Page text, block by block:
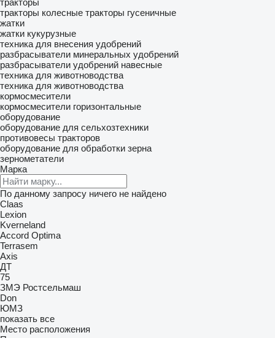
тракторы
тракторы колесные тракторы гусеничные
жатки
жатки кукурузные
техника для внесения удобрений
разбрасыватели минеральных удобрений
разбрасыватели удобрений навесные
техника для животноводства
техника для животноводства
кормосмесители
кормосмесители горизонтальные
оборудование
оборудование для сельхозтехники
противовесы тракторов
оборудование для обработки зерна
зернометатели
Марка
По данному запросу ничего не найдено
Claas
Lexion
Kverneland
Accord Optima
Terrasem
Axis
ДТ
75
ЗМЭ Ростсельмаш
Don
ЮМЗ
показать все
Место расположения